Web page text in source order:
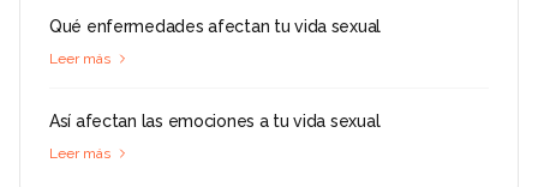
Qué enfermedades afectan tu vida sexual
Leer más
Así afectan las emociones a tu vida sexual
Leer más